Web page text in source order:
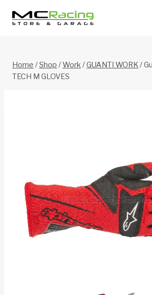
Home /Shop /Work/GUANTI WORK/
TECH M GLOVES